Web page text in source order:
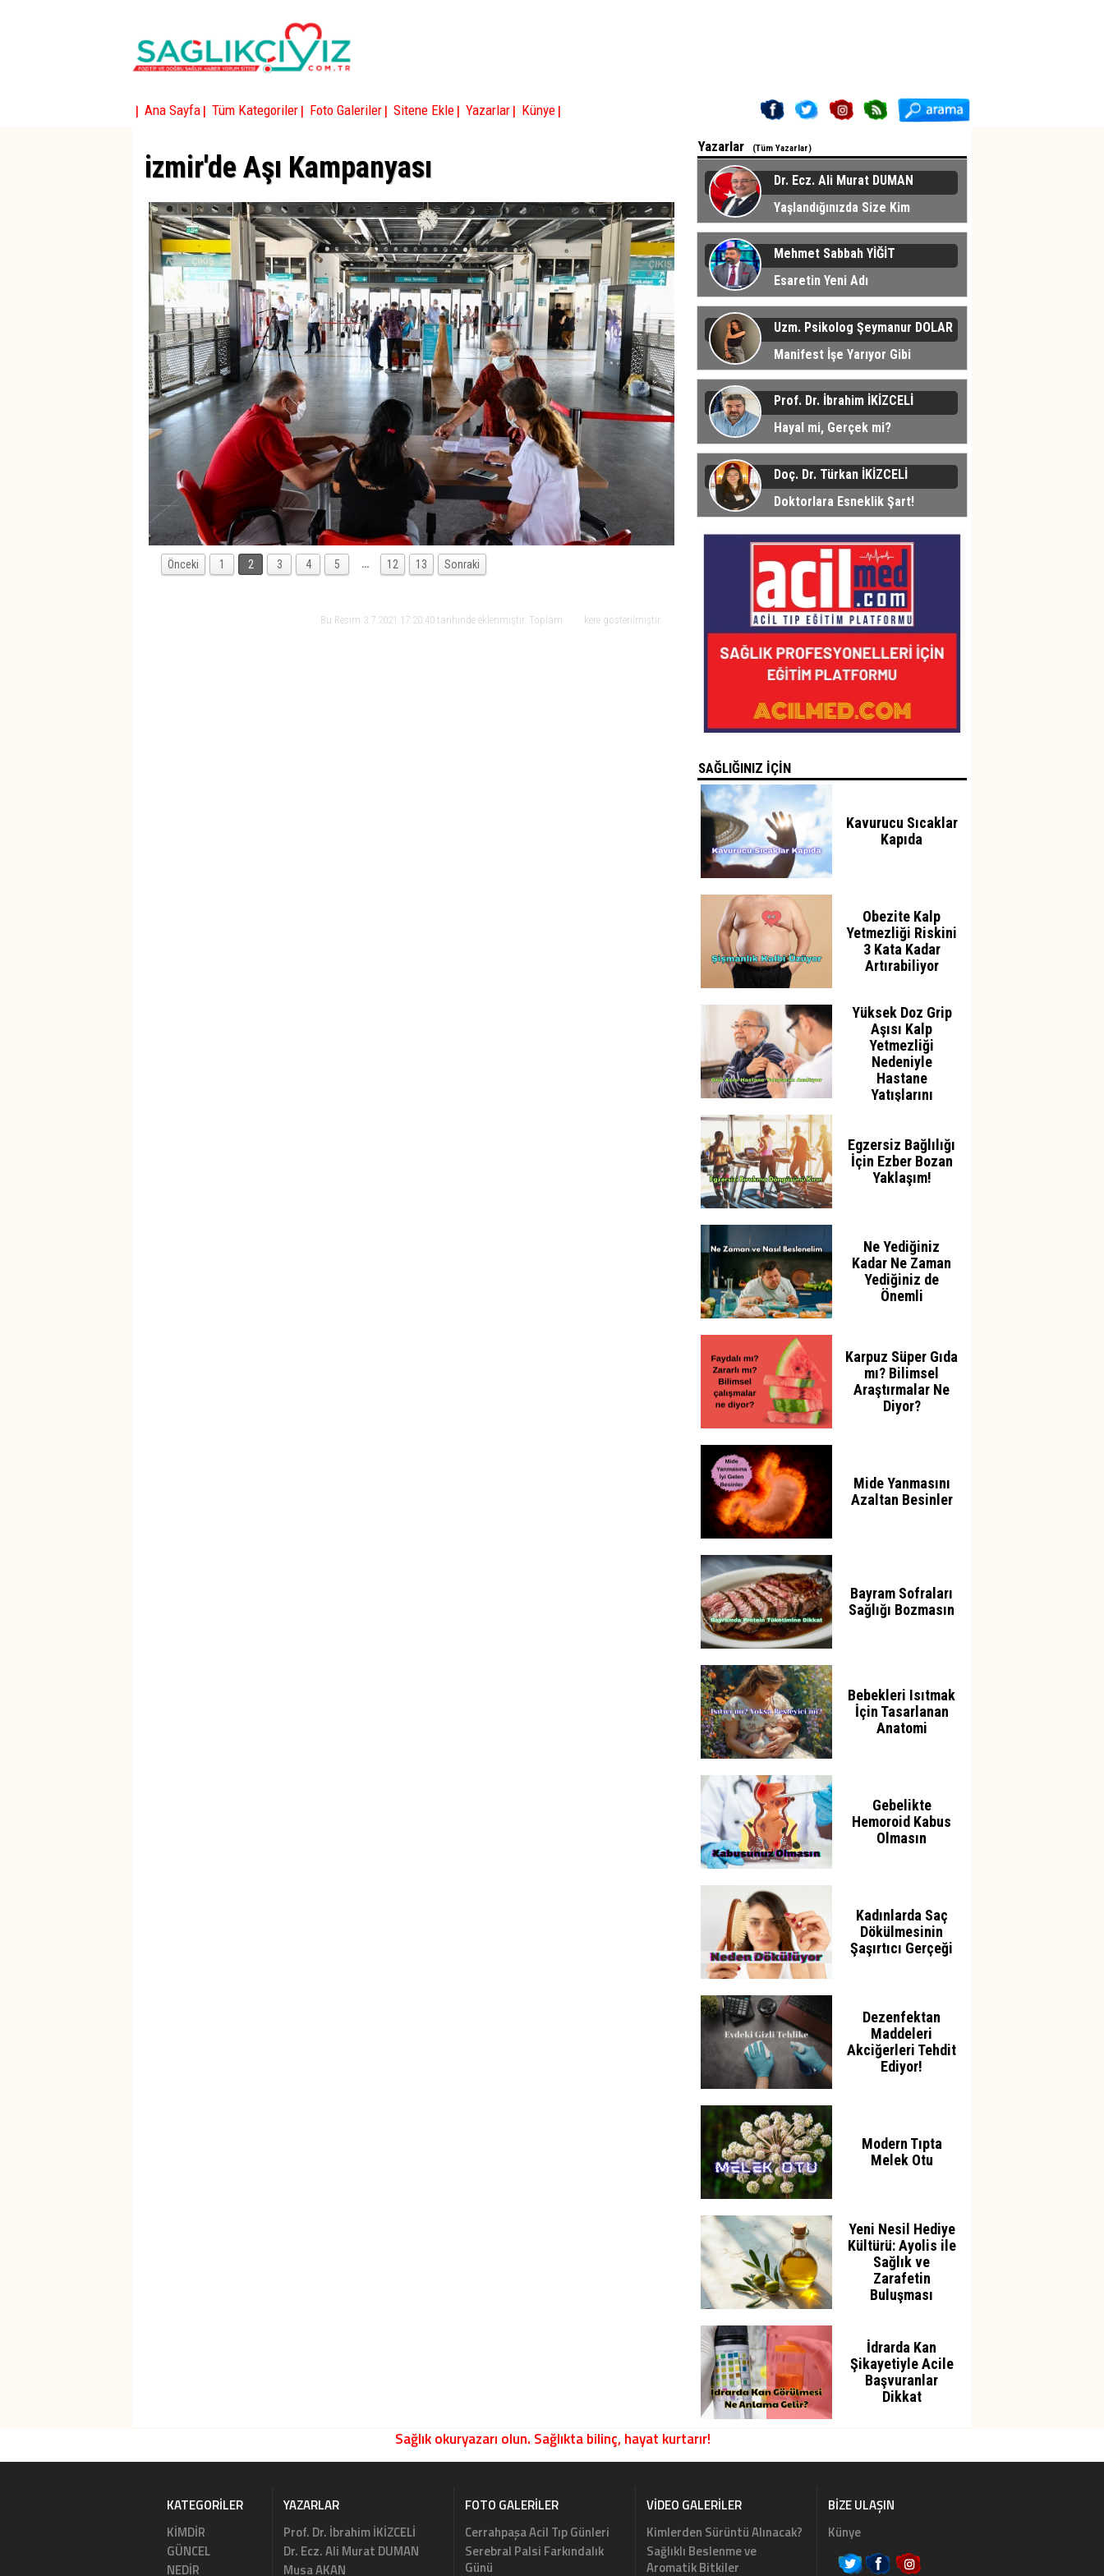
| Ana Sayfa | Tüm Kategoriler | Foto Galeriler | Sitene Ekle | Yazarlar | Künye |
izmir'de Aşı Kampanyası
Önceki 1 2 3 4 5 … 12 13 Sonraki
Bu Resim 3.7.2021 17:20:40 tarihinde eklenmiştir. Toplam kere gösterilmiştir.
Yazarlar (Tüm Yazarlar)
Dr. Ecz. Ali Murat DUMAN
Yaşlandığınızda Size Kim
Bakacak?
Mehmet Sabbah YİĞİT
Esaretin Yeni Adı
Uzm. Psikolog Şeymanur DOLAR
Manifest İşe Yarıyor Gibi
Görünüyor... Peki Neden?
Prof. Dr. İbrahim İKİZCELİ
Hayal mi, Gerçek mi?
Doç. Dr. Türkan İKİZCELİ
Doktorlara Esneklik Şart!
SAĞLIĞINIZ İÇİN
Kavurucu Sıcaklar
Kapıda
Obezite Kalp
Yetmezliği Riskini
3 Kata Kadar
Artırabiliyor
Yüksek Doz Grip
Aşısı Kalp
Yetmezliği
Nedeniyle
Hastane
Yatışlarını
Egzersiz Bağlılığı
İçin Ezber Bozan
Yaklaşım!
Ne Yediğiniz
Kadar Ne Zaman
Yediğiniz de
Önemli
Karpuz Süper Gıda
mı? Bilimsel
Araştırmalar Ne
Diyor?
Mide Yanmasını
Azaltan Besinler
Bayram Sofraları
Sağlığı Bozmasın
Bebekleri Isıtmak
İçin Tasarlanan
Anatomi
Gebelikte
Hemoroid Kabus
Olmasın
Kadınlarda Saç
Dökülmesinin
Şaşırtıcı Gerçeği
Dezenfektan
Maddeleri
Akciğerleri Tehdit
Ediyor!
Modern Tıpta
Melek Otu
Yeni Nesil Hediye
Kültürü: Ayolis ile
Sağlık ve
Zarafetin
Buluşması
İdrarda Kan
Şikayetiyle Acile
Başvuranlar
Dikkat
Sağlık okuryazarı olun. Sağlıkta bilinç, hayat kurtarır!
KATEGORILER
KİMDİR
GÜNCEL
NEDİR
YAZARLAR
Prof. Dr. İbrahim İKİZCELİ
Dr. Ecz. Ali Murat DUMAN
Musa AKAN
FOTO GALERILER
Cerrahpaşa Acil Tıp Günleri
Serebral Palsi Farkındalık
Günü
VIDEO GALERILER
Kimlerden Sürüntü Alınacak?
Sağlıklı Beslenme ve
Aromatik Bitkiler
BIZE ULAŞIN
Künye